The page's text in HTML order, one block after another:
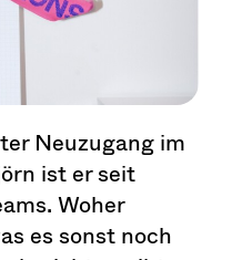
Neuzugang im
ist er seit
Woher
es sonst noch